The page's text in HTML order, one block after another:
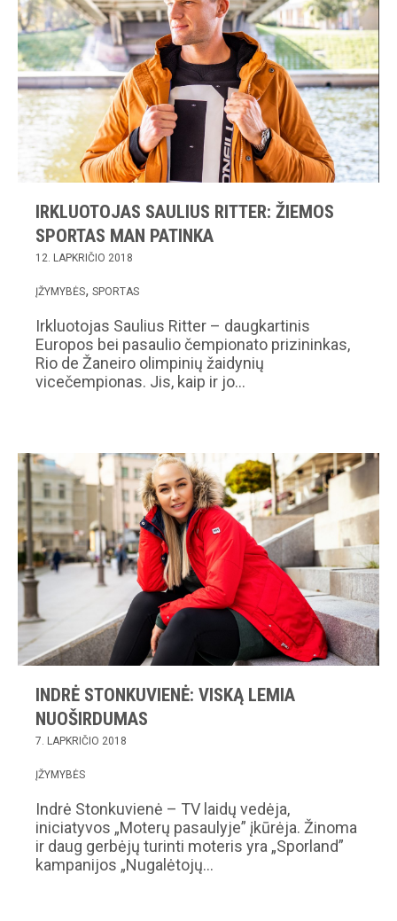
IRKLUOTOJAS SAULIUS RITTER: ŽIEMOS
SPORTAS MAN PATINKA
12. LAPKRIČIO 2018
ĮŽYMYBĖS SPORTAS
Irkluotojas Saulius Ritter – daugkartinis
Europos bei pasaulio čempionato prizininkas,
Rio de Žaneiro olimpinių žaidynių
vicečempionas. Jis, kaip ir jo…
INDRĖ STONKUVIENĖ: VISKĄ LEMIA
NUOŠIRDUMAS
7. LAPKRIČIO 2018
ĮŽYMYBĖS
Indrė Stonkuvienė – TV laidų vedėja,
iniciatyvos „Moterų pasaulyje” įkūrėja. Žinoma
ir daug gerbėjų turinti moteris yra „Sporland”
kampanijos „Nugalėtojų…